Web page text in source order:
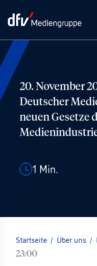
20. November
Deutscher
neuen Gesetze
1 Min.
Startseite / Über uns /
23:00